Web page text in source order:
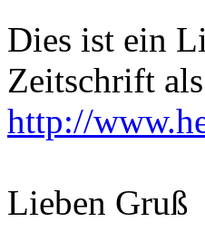
Dies ist ein
Zeitschrift
http://
Lieben Gruß